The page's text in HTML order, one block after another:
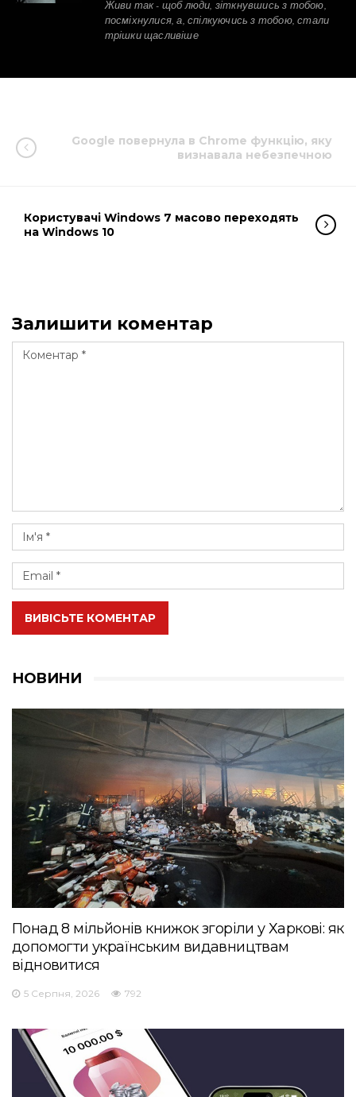
Живи так - щоб люди, зіткнувшись з тобою,
посміхнулися, а, спілкуючись з тобою, стали
трішки щасливіше
Google повернула в Chrome функцію, яку
визнавала небезпечною
Користувачі Windows 7 масово переходять
на Windows 10
Залишити коментар
ВИВІСЬТЕ КОМЕНТАР
НОВИНИ
Понад 8 мільйонів книжок згоріли у Харкові: як
допомогти українським видавництвам
відновитися
5 Серпня, 2026 792